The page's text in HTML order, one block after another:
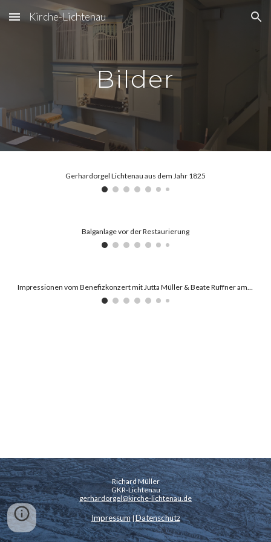
Skip to main content Skip to navigation
Kirche-Lichtenau
Bilder
Gerhardorgel Lichtenau aus dem Jahr 1825
Balganlage vor der Restaurierung
Impressionen vom Benefizkonzert mit Jutta Müller & Beate Ruffner am 01.11.2025
Richard Müller
GKR-Lichtenau
gerhardorgel@kirche-lichtenau.de
Impressum|Datenschutz